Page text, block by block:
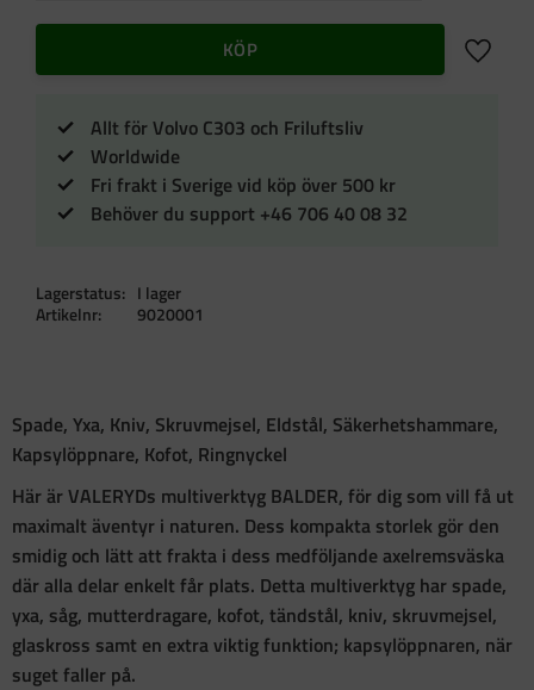
KÖP Lägg
Allt för Volvo C303 och Friluftsliv
Worldwide
Fri frakt i Sverige vid köp över 500 kr
Behöver du support +46 706 40 08 32
Lagerstatus
I lager
Artikelnr
9020001
Spade, Yxa, Kniv, Skruvmejsel, Eldstål, Säkerhetshammare,
Kapsylöppnare, Kofot, Ringnyckel
Här är VALERYDs multiverktyg BALDER, för dig som vill få ut
maximalt äventyr i naturen. Dess kompakta storlek gör den
smidig och lätt att frakta i dess medföljande axelremsväska
där alla delar enkelt får plats. Detta multiverktyg har spade,
yxa, såg, mutterdragare, kofot, tändstål, kniv, skruvmejsel,
glaskross samt en extra viktig funktion; kapsylöppnaren, när
suget faller på.